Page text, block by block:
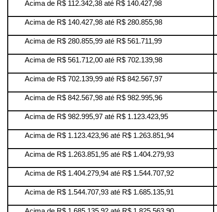
Acima de R$ 112.342,38 até R$ 140.427,98
Acima de R$ 140.427,98 até R$ 280.855,98
Acima de R$ 280.855,99 até R$ 561.711,99
Acima de R$ 561.712,00 até R$ 702.139,98
Acima de R$ 702.139,99 até R$ 842.567,97
Acima de R$ 842.567,98 até R$ 982.995,96
Acima de R$ 982.995,97 até R$ 1.123.423,95
Acima de R$ 1.123.423,96 até R$ 1.263.851,94
Acima de R$ 1.263.851,95 até R$ 1.404.279,93
Acima de R$ 1.404.279,94 até R$ 1.544.707,92
Acima de R$ 1.544.707,93 até R$ 1.685.135,91